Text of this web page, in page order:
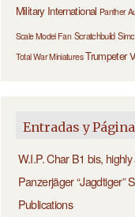
Military International Panther
Scale Model Fan Scratchbuild
Total War Miniatures Trumpeter
Entradas y
W.I.P. Char B1 bis,
Panzerjäger “Jagdtiger”
Publications